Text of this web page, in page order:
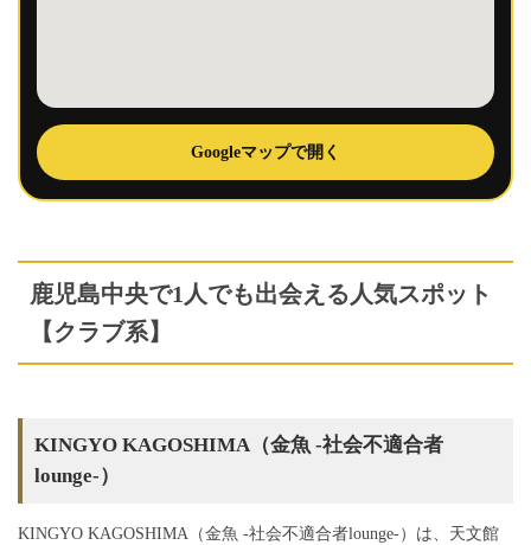
Googleマップで開く
鹿児島中央で1人でも出会える人気スポット
【クラブ系】
KINGYO KAGOSHIMA（金魚 -社会不適合者
lounge-）
KINGYO KAGOSHIMA（金魚 -社会不適合者lounge-）は、天文館